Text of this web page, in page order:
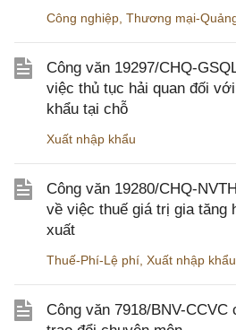
Công nghiệp Thương mại-
Công văn 19297/CHQ-
việc thủ tục hải quan đối
khẩu tại chỗ
Xuất nhập khẩu
Công văn 19280/CHQ-
về việc thuế giá trị gia tăng
xuất
Thuế-Phí-Lệ phí Xuất nhập khẩu
Công văn 7918/BNV-